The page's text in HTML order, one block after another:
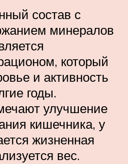
состав с
минералов
который
и активность
годы.
улучшение
кишечника, у
жизненная
вес.